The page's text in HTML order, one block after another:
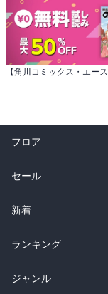
フロア
総合
ラノベ
雑誌・グラビア
BL・TL
セール
総合
ラノベ
雑誌・グラビア
新着
総合
ラノベ
ランキング
総合
ジャンル